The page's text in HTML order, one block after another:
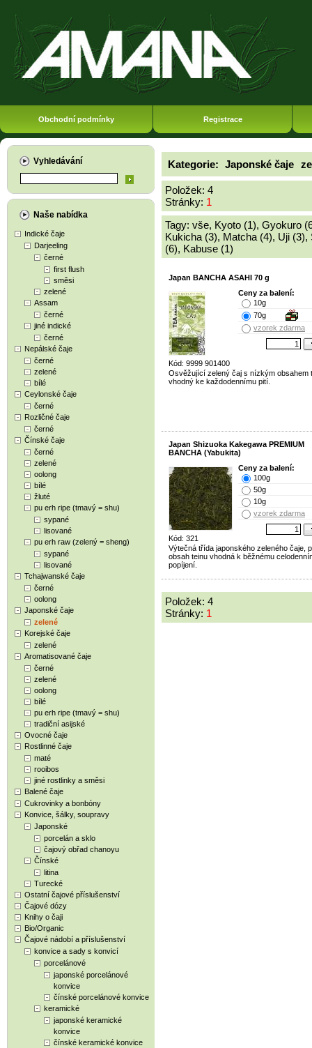
Obchodní podmínky Registrace
Vyhledávání
Naše nabídka
Indické čaje
Darjeeling
černé
first flush
směsi
zelené
Assam
černé
jiné indické
černé
Nepálské čaje
černé
zelené
bílé
Ceylonské čaje
černé
Rozličné čaje
černé
Čínské čaje
černé
zelené
oolong
bílé
žluté
pu erh ripe (tmavý = shu)
sypané
lisované
pu erh raw (zelený = sheng)
sypané
lisované
Tchajwanské čaje
černé
oolong
Japonské čaje
zelené
Korejské čaje
zelené
Aromatisované čaje
černé
zelené
oolong
bílé
pu erh ripe (tmavý = shu)
tradiční asijské
Ovocné čaje
Rostlinné čaje
maté
rooibos
jiné rostlinky a směsi
Balené čaje
Cukrovinky a bonbóny
Konvice, šálky, soupravy
Japonské
porcelán a sklo
čajový obřad chanoyu
Čínské
litina
Turecké
Ostatní čajové příslušenství
Čajové dózy
Knihy o čaji
Bio/Organic
Čajové nádobí a příslušenství
konvice a sady s konvicí
porcelánové
japonské porcelánové
konvice
čínské porcelánové konvice
keramické
japonské keramické
konvice
čínské keramické konvice
Kategorie: Japonské čaje
Položek: 4
Stránky: 1
Tagy: vše, Kyoto (1), Gyokuro
Kukicha (3), Matcha (4), Uji (3),
(6), Kabuse (1)
Japan BANCHA ASAHI 70 g
Kód: 9999 901400
Ceny za balení:
10g
70g
vzorek zdarma
Osvěžující zelený čaj s nízkým obsahem
vhodný ke každodennímu pití.
Japan Shizuoka Kakegawa PREMIUM
BANCHA (Yabukita)
Kód: 321
Ceny za balení:
100g
50g
10g
vzorek zdarma
Výtečná třída japonského zeleného čaje,
obsah teinu vhodná k běžnému
popíjení.
Položek: 4
Stránky: 1